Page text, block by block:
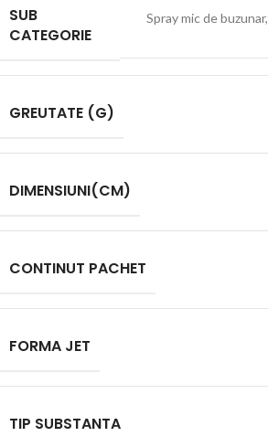
SUB
CATEGORIE
Spray mic de buzunar,
GREUTATE (G)
DIMENSIUNI(CM)
CONTINUT PACHET
FORMA JET
TIP SUBSTANTA